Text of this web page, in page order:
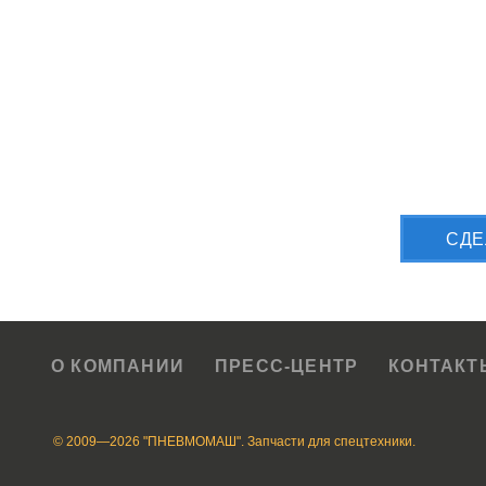
О КОМПАНИИ ПРЕСС-ЦЕНТР
© 2009—2026 "ПНЕВМОМАШ". Запчасти для спецтехники.